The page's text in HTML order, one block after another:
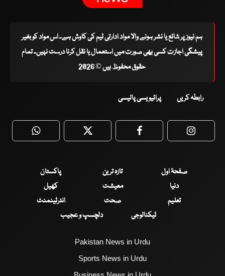
ہم نیوز پر شائع یا نشر ہونے والا مواد ادارتی ٹیم کی کاوش ہے۔ اس مواد کو بغیر
پیشگی اجازت کسی بھی صورت میں استعمال یا نقل کرنا درست نہیں۔ تمام
حقوق محفوظ ہیں © 2026
رابطہ کریں پرائیویسی پالیسی
WhatsApp Twitter Facebook
صفحۂ اول تازہ ترین
پاکستان
دنیا
معیشت
کھیل
تعلیم
صحت
انٹرٹینمنٹ
ٹیکنالوجی
دلچسپ و عجیب
Pakistan News in Urdu
Sports News in Urdu